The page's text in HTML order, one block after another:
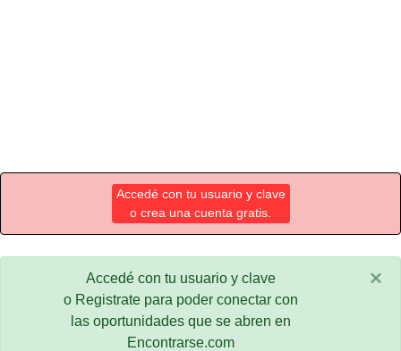
Accedé con tu usuario y clave
o crea una cuenta gratis.
Accedé con tu usuario y clave
o Registrate para poder conectar con
las oportunidades que se abren en
Encontrarse.com
×